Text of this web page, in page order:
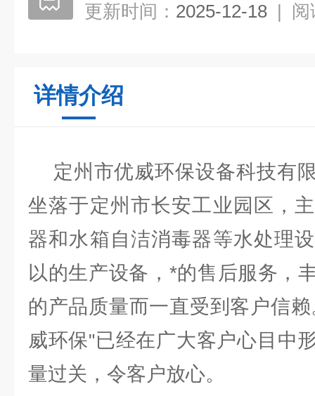
更新时间： 2025-12-18 | 阅
详情介绍
定州市优威环保设备科技有
坐落于定州市长安工业园区，
器和水箱自洁消毒器等水处理
以的生产设备，*的售后服务，
的产品质量而一直受到客户信
威环保"已经在广大客户心目中
量过关，令客户放心。